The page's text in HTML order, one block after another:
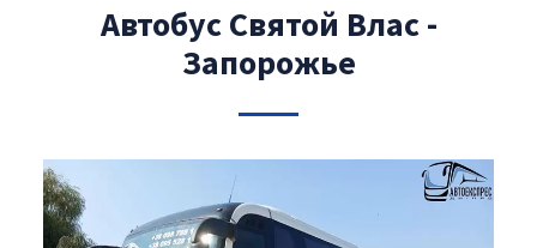
Автобус Святой Влас -
Запорожье